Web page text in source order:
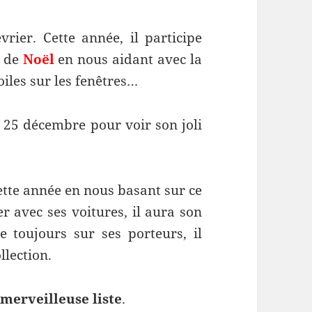
Cette année, il participe
Noëlen nous aidant avec la
sur les fenêtres…
décembre pour voir son joli
année en nous basant sur ce
avec ses voitures, il aura son
toujours sur ses porteurs, il
liste.